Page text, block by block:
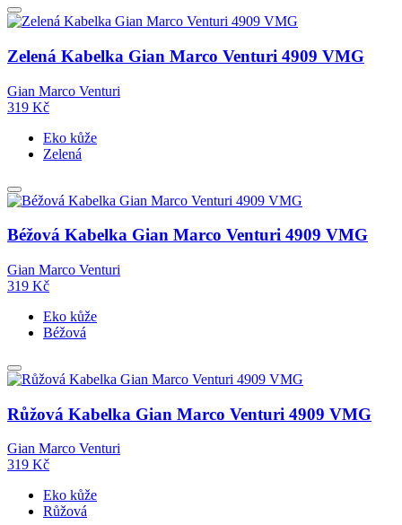
Zelená Kabelka Gian Marco Venturi 4909 VMG
Gian Marco Venturi
319 Kč
Eko kůže
Zelená
Béžová Kabelka Gian Marco Venturi 4909 VMG
Gian Marco Venturi
319 Kč
Eko kůže
Béžová
Růžová Kabelka Gian Marco Venturi 4909 VMG
Gian Marco Venturi
319 Kč
Eko kůže
Růžová